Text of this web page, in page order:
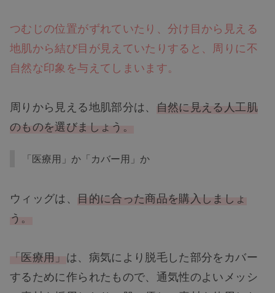
つむじの位置がずれていたり、分け目から見える
地肌から結び目が見えていたりすると、周りに不
自然な印象を与えてしまいます。
周りから見える地肌部分は、 自然に見える人工肌
のものを選びましょう。
「医療用」か「カバー用」か
ウィッグは、 目的に合った商品を購入しましょ
う。
「医療用」 は、病気により脱毛した部分をカバー
するために作られたもので、通気性のよいメッシ